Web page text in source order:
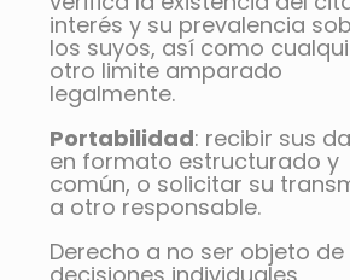
interés y su prevalencia
los suyos, así como
otro limite amparado
legalmente.
Portabilidad: recibir sus
en formato estructurado y
común, o solicitar su
a otro responsable.
Derecho a no ser objeto de